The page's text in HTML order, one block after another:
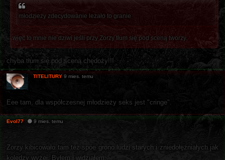
młodzieży zdecydowanie leżało to granie
więc to mnie nie dziwi jeśli przy Zorzy tłum się pod sceną tworzy.
chyba tłum się pod sceną chędoży!!!
TITELITURY 9 mies. temu
Eee tam, dla współczesnej młodzieży seks jest "cringe".
Evol77 9 mies. temu
Zorzy kibicowało tam też spoe grono ludzi starych i zniedołężniałych jak
koledzy wyżej. Byłem i widziałem.